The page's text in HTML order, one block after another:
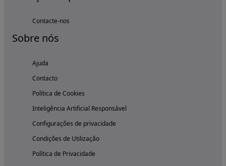
Contacte-nos
Sobre nós
Ajuda
Contacto
Política de Cookies
Inteligência Artificial Responsável
Configurações de privacidade
Condições de Utilização
Política de Privacidade